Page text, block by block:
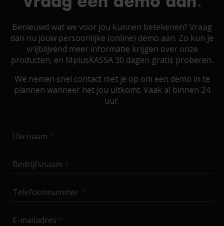
Benieuwd wat we voor jou kunnen betekenen? Vraag
dan nu jouw persoonlijke (online) demo aan. Zo kun je
vrijblijvend meer informatie krijgen over onze
producten, en MplusKASSA 30 dagen gratis proberen.
We nemen snel contact met je op om een demo in te
plannen wanneer het jou uitkomt. Vaak al binnen 24
uur.
Uw naam
Bedrijfsnaam
Telefoonnummer
E-mailadres